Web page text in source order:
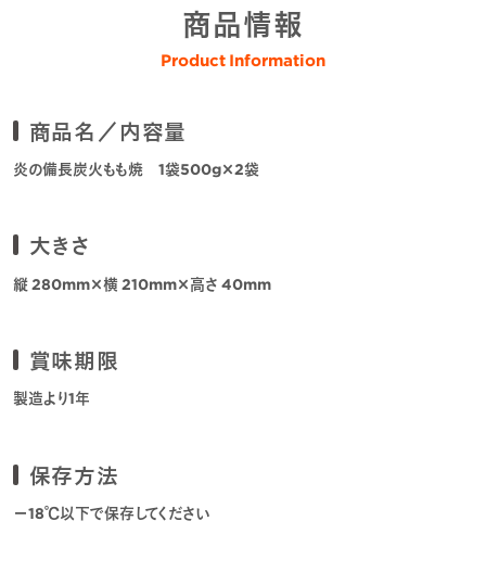
商品情報
Product Information
商品名／内容量
炎の備長炭火もも焼 1袋500g×2袋
大きさ
縦 280mm×横 210mm×高さ 40mm
賞味期限
製造より1年
保存方法
－18℃以下で保存してください